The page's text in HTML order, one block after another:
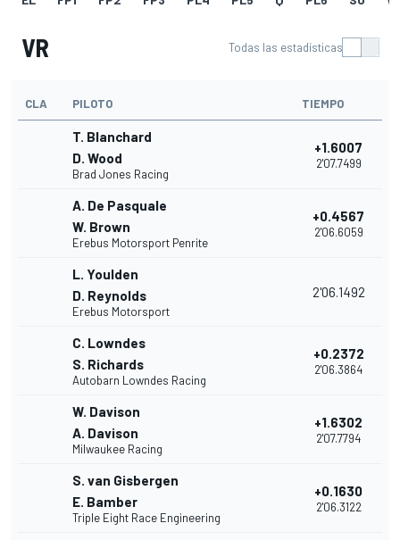
VR Todas las estadísticas
CLA PILOTO TIEMPO
T. Blanchard
D. Wood
Brad Jones Racing
+1.6007
2'07.7499
A. De Pasquale
W. Brown
Erebus Motorsport Penrite
+0.4567
2'06.6059
L. Youlden
D. Reynolds
Erebus Motorsport
2'06.1492
C. Lowndes
S. Richards
Autobarn Lowndes Racing
+0.2372
2'06.3864
W. Davison
A. Davison
Milwaukee Racing
+1.6302
2'07.7794
S. van Gisbergen
E. Bamber
Triple Eight Race Engineering
+0.1630
2'06.3122